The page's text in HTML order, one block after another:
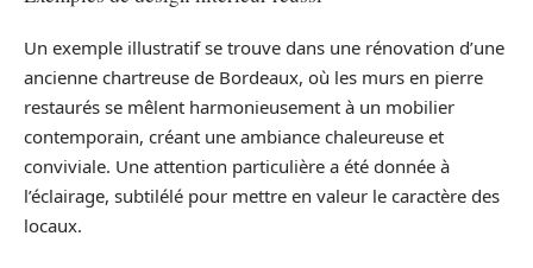
Un exemple illustratif se trouve dans une rénovation d’une
ancienne chartreuse de Bordeaux, où les murs en pierre
restaurés se mêlent harmonieusement à un mobilier
contemporain, créant une ambiance chaleureuse et
conviviale. Une attention particulière a été donnée à
l’éclairage, subtilélé pour mettre en valeur le caractère des
locaux.